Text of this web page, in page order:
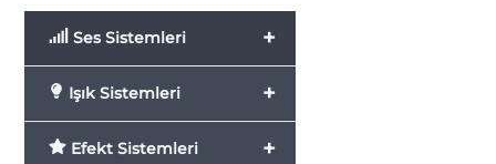
+
Ses Sistemleri
+
Işık Sistemleri
+
Efekt Sistemleri